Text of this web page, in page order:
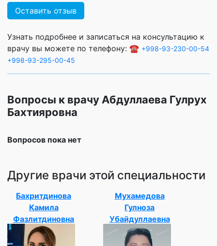
Оставить отзыв
Узнать подробнее и записаться на консультацию к
врачу вы можете по телефону: ☎️ +998-93-230-00-54
+998-93-295-00-45
Вопросы к врачу Абдуллаева Гулрух
Бахтияровна
Вопросов пока нет
Другие врачи этой специальности
Бахритдинова
Камила
Фазлитдиновна
Мухамедова
Гулноза
Убайдуллаевна